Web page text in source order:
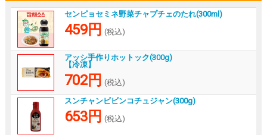
センピョセミネ野菜チャプチェのたれ(300ml)
459円 (税込)
アッシ手作りホットック(300g)
【冷凍】
702円 (税込)
スンチャンビビンコチュジャン(300g)
653円 (税込)